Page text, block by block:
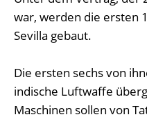
war, werden die ersten
Sevilla gebaut.
Die ersten sechs von
indische Luftwaffe
Maschinen sollen von